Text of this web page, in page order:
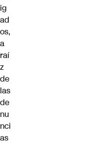
ig
ad
os,
a
raí
z
de
las
de
nu
nci
as